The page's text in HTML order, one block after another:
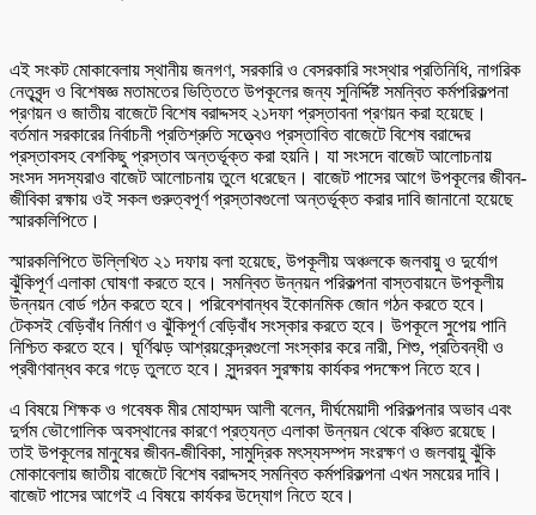
এই সংকট মোকাবেলায় স্থানীয় জনগণ, সরকারি ও বেসরকারি সংস্থার প্রতিনিধি, নাগরিক
নেতৃবৃন্দ ও বিশেষজ্ঞ মতামতের ভিত্তিতে উপকূলের জন্য সুনির্দ্দিষ্ট সমন্বিত কর্মপরিকল্পনা
প্রণয়ন ও জাতীয় বাজেটে বিশেষ বরাদ্দসহ ২১দফা প্রস্তাবনা প্রণয়ন করা হয়েছে।
বর্তমান সরকারের নির্বাচনী প্রতিশ্রুতি সত্ত্বেও প্রস্তাবিত বাজেটে বিশেষ বরাদ্দের
প্রস্তাবসহ বেশকিছু প্রস্তাব অন্তর্ভূক্ত করা হয়নি। যা সংসদে বাজেট আলোচনায়
সংসদ সদস্যরাও বাজেট আলোচনায় তুলে ধরেছেন। বাজেট পাসের আগে উপকূলের জীবন-
জীবিকা রক্ষায় ওই সকল গুরুত্বপূর্ণ প্রস্তাবগুলো অন্তর্ভূক্ত করার দাবি জানানো হয়েছে
স্মারকলিপিতে।
স্মারকলিপিতে উল্লিখিত ২১ দফায় বলা হয়েছে, উপকূলীয় অঞ্চলকে জলবায়ু ও দুর্যোগ
ঝুঁকিপূর্ণ এলাকা ঘোষণা করতে হবে। সমন্বিত উন্নয়ন পরিকল্পনা বাস্তবায়নে উপকূলীয়
উন্নয়ন বোর্ড গঠন করতে হবে। পরিবেশবান্ধব ইকোনমিক জোন গঠন করতে হবে।
টেকসই বেড়িবাঁধ নির্মাণ ও ঝুঁকিপূর্ণ বেড়িবাঁধ সংস্কার করতে হবে। উপকূলে সুপেয় পানি
নিশ্চিত করতে হবে। ঘূর্ণিঝড় আশ্রয়কেন্দ্রগুলো সংস্কার করে নারী, শিশু, প্রতিবন্ধী ও
প্রবীণবান্ধব করে গড়ে তুলতে হবে। সুন্দরবন সুরক্ষায় কার্যকর পদক্ষেপ নিতে হবে।
এ বিষয়ে শিক্ষক ও গবেষক মীর মোহাম্মদ আলী বলেন, দীর্ঘমেয়াদী পরিকল্পনার অভাব এবং
দুর্গম ভৌগোলিক অবস্থানের কারণে প্রত্যন্ত এলাকা উন্নয়ন থেকে বঞ্চিত রয়েছে।
তাই উপকূলের মানুষের জীবন-জীবিকা, সামুদ্রিক মৎস্যসম্পদ সংরক্ষণ ও জলবায়ু ঝুঁকি
মোকাবেলায় জাতীয় বাজেটে বিশেষ বরাদ্দসহ সমন্বিত কর্মপরিকল্পনা এখন সময়ের দাবি।
বাজেট পাসের আগেই এ বিষয়ে কার্যকর উদ্যোগ নিতে হবে।